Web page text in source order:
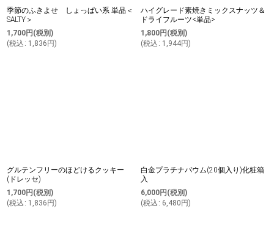
季節のふきよせ しょっぱい系 単品＜
SALTY＞
1,700円 (税別)
(税込 : 1,836 円)
ハイグレード素焼きミックスナッツ＆
ドライフルーツ<単品>
1,800円 (税別)
(税込 : 1,944円)
グルテンフリーのほどけるクッキー
(ドレッセ)
1,700円 (税別)
(税込 : 1,836 円)
白金プラチナバウム(20個入り)化粧箱
入
6,000円 (税別)
(税込 : 6,480 円)